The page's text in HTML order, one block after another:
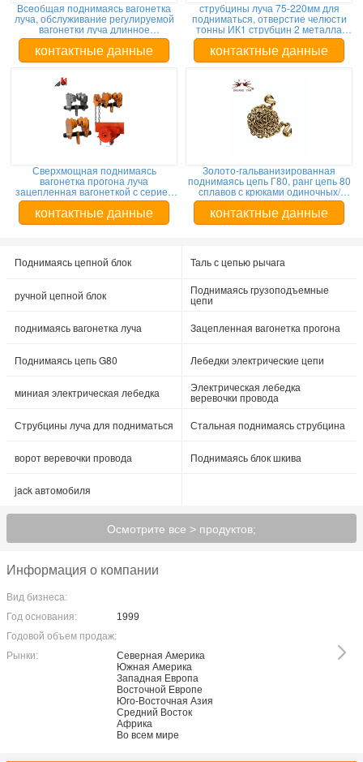
Всеобщая поднимаясь вагонетка
луча, обслуживание регулируемой
вагонетки луча длинное
эффективное
контактные данные
струбцины луча 75-220мм для
подниматься, отверстие челюсти
тонны ИК1 струбцин 2 металла
поднимаясь
контактные данные
Сверхмощная поднимаясь
вагонетка прогона луча
зацепленная вагонеткой с серией
ГКЛ ручной цепи 20 тонн
контактные данные
Золото-гальванизированная
поднимаясь цепь Г80, ранг цепь 80
сплавов с крюками одиночных/
двойника Клевис самосхвата
контактные данные
Поднимаясь цепной блок Таль с цепью рычага
ручной цепной блок Поднимаясь грузоподъемные
цепи
поднимаясь вагонетка луча
Зацепленная вагонетка прогона
Поднимаясь цепь G80 Лебедки электрические цепи
миниая электрическая лебедка Электрическая лебедка
веревочки провода
Струбцины луча для подниматься
Стальная поднимаясь струбцина
ворот веревочки провода Поднимаясь блок шкива
jack автомобиля
Осмотрите все > продуктов;
Информация о компании
Вид бизнеса:
Год основания:
1999
Годовой объем продаж:
Рынки:
Северная Америка
Южная Америка
Западная Европа
Восточной Европе
Юго-Восточная Азия
Средний Восток
Африка
Во всем мире